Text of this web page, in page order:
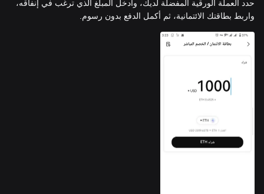
حدد العملة الورقية المفضلة لديك، وأدخل المبلغ الذي ترغب في إنفاقه،
واربط بطاقتك الائتمانية، ثم أكمل الدفع بدون رسوم.